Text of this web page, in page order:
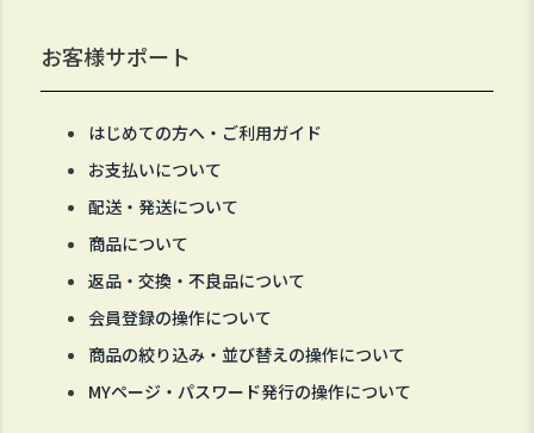
お客様サポート
はじめての方へ・ご利用ガイド
お支払いについて
配送・発送について
商品について
返品・交換・不良品について
会員登録の操作について
商品の絞り込み・並び替えの操作について
MYページ・パスワード発行の操作について